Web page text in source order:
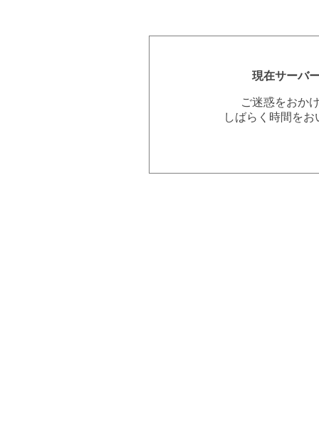
現在サーバ
ご迷惑をおか
しばらく時間を